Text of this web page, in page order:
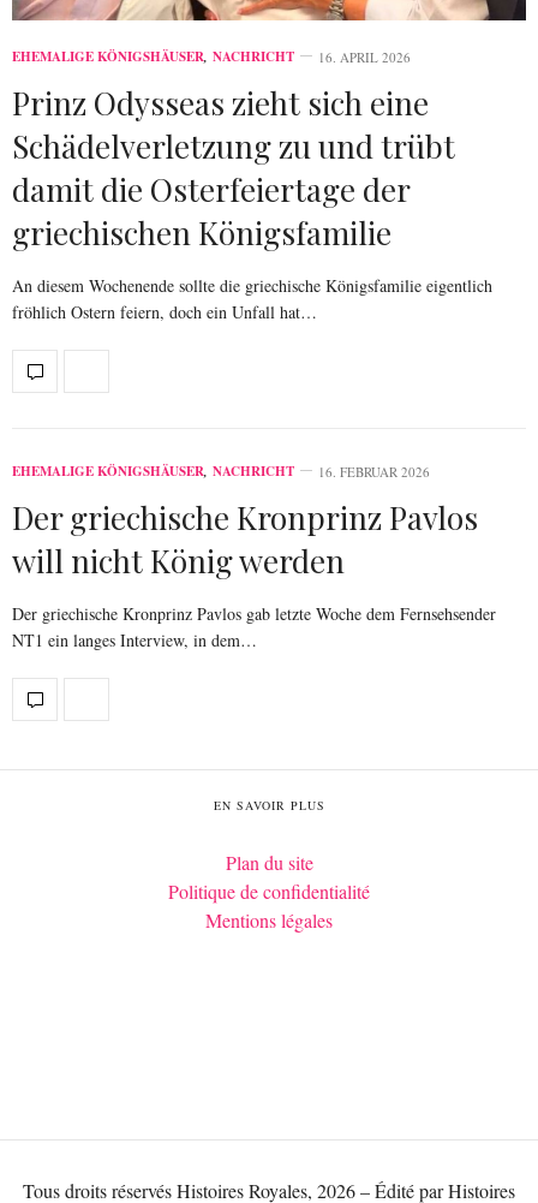
EHEMALIGE KÖNIGSHÄUSER, NACHRICHT 16. APRIL 2026
Prinz Odysseas zieht sich eine
Schädelverletzung zu und trübt
damit die Osterfeiertage der
griechischen Königsfamilie
An diesem Wochenende sollte die griechische Königsfamilie eigentlich
fröhlich Ostern feiern, doch ein Unfall hat…
EHEMALIGE KÖNIGSHÄUSER, NACHRICHT 16. FEBRUAR 2026
Der griechische Kronprinz Pavlos
will nicht König werden
Der griechische Kronprinz Pavlos gab letzte Woche dem Fernsehsender
NT1 ein langes Interview, in dem…
EN SAVOIR PLUS
Plan du site
Politique de confidentialité
Mentions légales
Tous droits réservés Histoires Royales, 2026 – Édité par Histoires